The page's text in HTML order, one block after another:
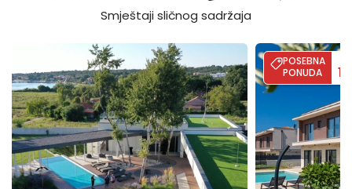
Smještaji sličnog sadržaja
Villa Calvia Crispinilla
POSEBNA
PONUDA
Villa Moon -